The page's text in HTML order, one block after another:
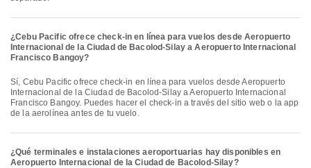
¿Cebu Pacific ofrece check-in en línea para vuelos desde Aeropuerto
Internacional de la Ciudad de Bacolod-Silay a Aeropuerto Internacional
Francisco Bangoy?
Sí, Cebu Pacific ofrece check-in en línea para vuelos desde Aeropuerto
Internacional de la Ciudad de Bacolod-Silay a Aeropuerto Internacional
Francisco Bangoy. Puedes hacer el check-in a través del sitio web o la app
de la aerolínea antes de tu vuelo.
¿Qué terminales e instalaciones aeroportuarias hay disponibles en
Aeropuerto Internacional de la Ciudad de Bacolod-Silay?